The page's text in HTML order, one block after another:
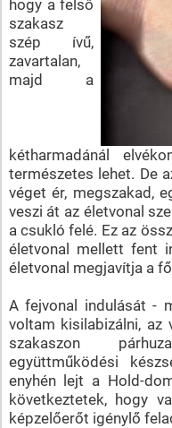
hogy a felső
szakasz
szép ívű,
zavartalan,
majd a
kétharmadánál
természetes lehet. De
véget ér, megszakad,
veszi át az életvonal
a csukló felé. Ez az
életvonal mellett fent
életvonal megjavítja a
A fejvonal indulását -
voltam kisilabizálni, az
szakaszon
együttműködési
enyhén lejt a Hold-
következtetek, hogy
képzelőerőt igénylő